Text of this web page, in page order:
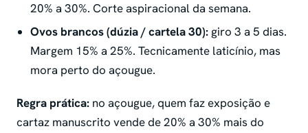
20% a 30%. Corte aspiracional da semana.
Ovos brancos (dúzia / cartela 30): giro 3 a 5 dias.
Margem 15% a 25%. Tecnicamente laticínio, mas
mora perto do açougue.
Regra prática: no açougue, quem faz exposição e
cartaz manuscrito vende de 20% a 30% mais do